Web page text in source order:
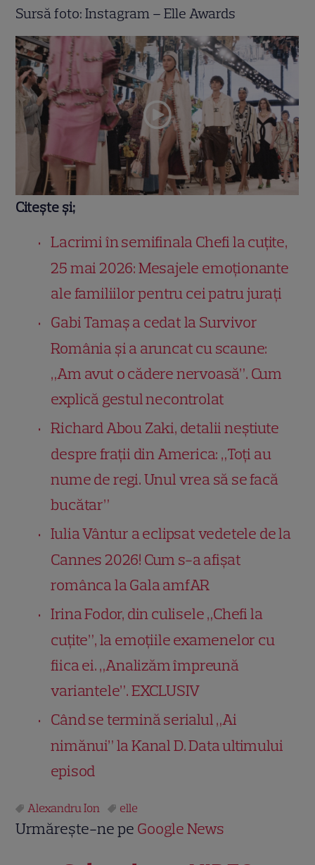
Sursă foto: Instagram – Elle Awards
Citește și;
Lacrimi în semifinala Chefi la cuțite,
25 mai 2026: Mesajele emoționante
ale familiilor pentru cei patru jurați
Gabi Tamaș a cedat la Survivor
România și a aruncat cu scaune:
„Am avut o cădere nervoasă”. Cum
explică gestul necontrolat
Richard Abou Zaki, detalii neștiute
despre frații din America: „Toți au
nume de regi. Unul vrea să se facă
bucătar”
Iulia Vântur a eclipsat vedetele de la
Cannes 2026! Cum s-a afișat
românca la Gala amfAR
Irina Fodor, din culisele „Chefi la
cuțite”, la emoțiile examenelor cu
fiica ei. „Analizăm împreună
variantele”. EXCLUSIV
Când se termină serialul „Ai
nimănui” la Kanal D. Data ultimului
episod
Alexandru Ion elle
Urmărește-ne pe Google News